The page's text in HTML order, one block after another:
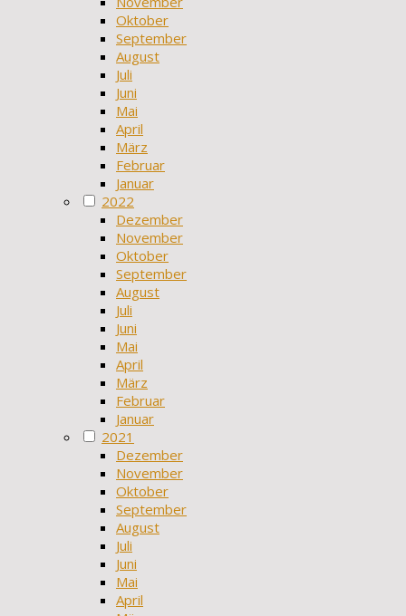
Oktober
September
August
Juli
Juni
Mai
April
März
Februar
Januar
2022
Dezember
November
Oktober
September
August
Juli
Juni
Mai
April
März
Februar
Januar
2021
Dezember
November
Oktober
September
August
Juli
Juni
Mai
April